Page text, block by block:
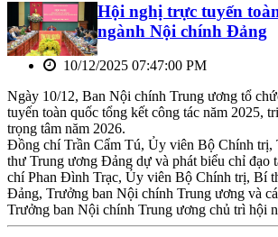
Hội nghị trực tuyến
ngành Nội chính Đảng
10/12/2025 07:47:00 PM
Ngày 10/12, Ban Nội chính Trung ương tổ
tuyến toàn quốc tổng kết công tác năm 2025,
trọng tâm năm 2026.
Đồng chí Trần Cẩm Tú, Ủy viên Bộ Chính
thư Trung ương Đảng dự và phát biểu chỉ đạo
chí Phan Đình Trạc, Ủy viên Bộ Chính trị, Bí
Đảng, Trưởng ban Nội chính Trung ương và
Trưởng ban Nội chính Trung ương chủ trì hội